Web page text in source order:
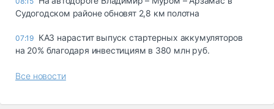
Судогодском районе обновят 2,8 км полотна
07:19 КАЗ нарастит выпуск стартерных аккумуляторов
на 20% благодаря инвестициям в 380 млн руб.
Все новости